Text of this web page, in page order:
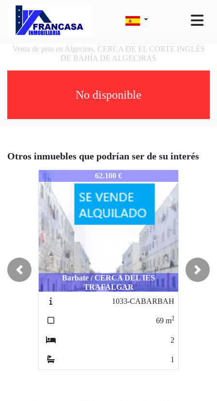
Venta de piso en Algeciras, CERCA DE EL CORTE INGLÉS
DE BAHÍA DE ALGECIRAS
No disponible
Otros inmuebles que podrían ser de su interés
2180-CÁALGJA62.100 €
Barbate / CERCA DEL IES
TRAFALGAR
1033-CABARBAH
69 m2
2
1
Previous Next